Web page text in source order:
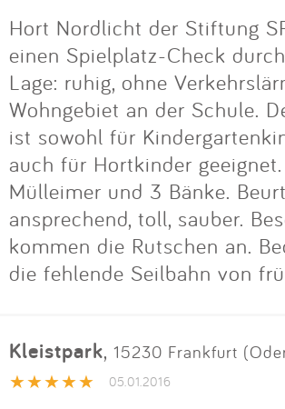
Hort Nordlicht der Stiftung
einen Spielplatz-Check
Lage: ruhig, ohne
Wohngebiet an der Schule.
ist sowohl für
auch für Hortkinder
Mülleimer und 3 Bänke.
ansprechend, toll, sauber.
kommen die Rutschen an.
die fehlende Seilbahn von
Kleistpark, 15230 Frankfurt
05.01.2016